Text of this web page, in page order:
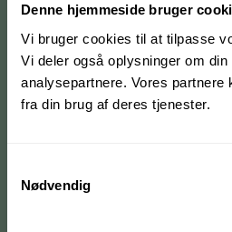
Denne hjemmeside bruger
Vi bruger cookies til at tilpasse
Vi deler også oplysninger om
analysepartnere. Vores
fra din brug af deres tjenester.
Nødvendig